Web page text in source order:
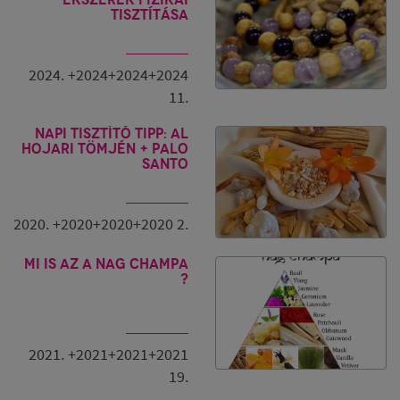
tisztítása
2024. +2024+2024+2024
11.
Napi tisztító tipp: Al
Hojari tömjén + Palo
Santo
2020. +2020+2020+2020 2.
Mi is az a Nag Champa
?
2021. +2021+2021+2021
19.